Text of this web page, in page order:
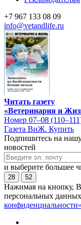
+7 967 133 08 09
info@vetandlife.ru
Читать газету
«Ветеринария и
Номер 07–08
Газета ВиЖ. Купить
Подпишитесь на нашу
новостей
и выберите большее
28 52
Нажимая на кнопку,
персональных
конфиденциальности»